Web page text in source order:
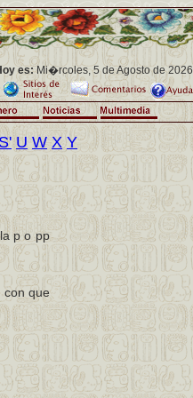
es:Mi�rcoles, 5 de Agosto de 2026
U W X Y
p o pp
con que